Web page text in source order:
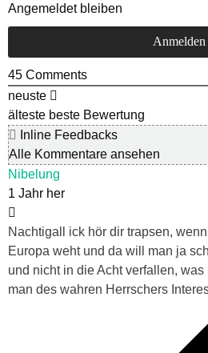
Angemeldet bleiben
45 Comments
neuste
älteste beste Bewertung
Inline Feedbacks
Alle Kommentare ansehen
Nibelung
1 Jahr her
Nachtigall ick hör dir trapsen,
Europa weht und da will man ja
und nicht in die Acht verfallen,
man des wahren Herrschers